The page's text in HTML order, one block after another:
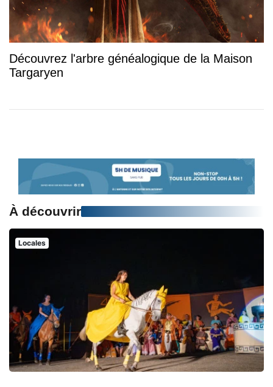
Découvrez l'arbre généalogique de la Maison
Targaryen
À découvrir
Locales